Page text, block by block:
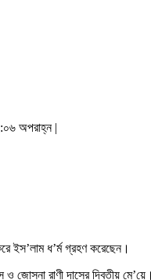
অপরাহ্ন |
ইস’লাম ধ’র্ম গ্রহণ করেছেন।
ও জোসনা রাণী দাসের দ্বিতীয় মে’য়ে।